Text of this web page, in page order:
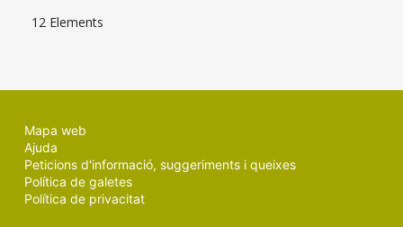
12 Elements
Mapa web
Ajuda
Peticions d'informació, suggeriments i queixes
Política de galetes
Política de privacitat